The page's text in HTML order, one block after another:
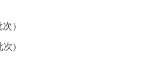
）
次)